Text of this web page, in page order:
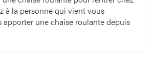
à la personne qui vient vous
apporter une chaise roulante depuis